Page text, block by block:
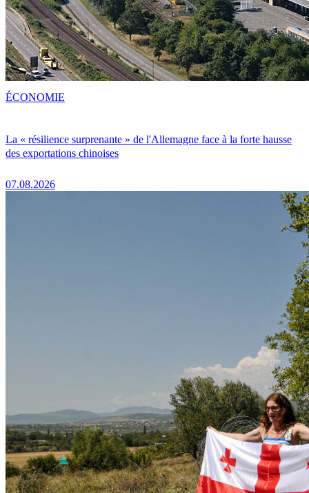
La « résilience surprenante » de l'Allemagne face à la forte hausse
des exportations chinoises
07.08.2026
ÉCONOMIE